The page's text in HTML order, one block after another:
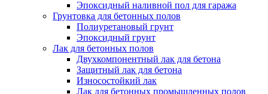
Эпоксидный наливной пол для гаража
Грунтовка для бетонных полов
Полиуретановый грунт
Эпоксидный грунт
Лак для бетонных полов
Двухкомпонентный лак для бетона
Защитный лак для бетона
Износостойкий лак
Лак для бетонных промышленных полов